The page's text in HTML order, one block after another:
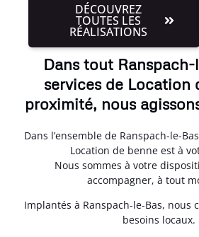
DÉCOUVREZ
TOUTES LES
RÉALISATIONS
Dans tout
services de Location
proximité, nous
Dans l’ensemble de Ranspach-le-
Location de benne est à
Nous sommes à votre
accompagner, à tout
Implantés à Ranspach-le-Bas, nous
besoins locaux.